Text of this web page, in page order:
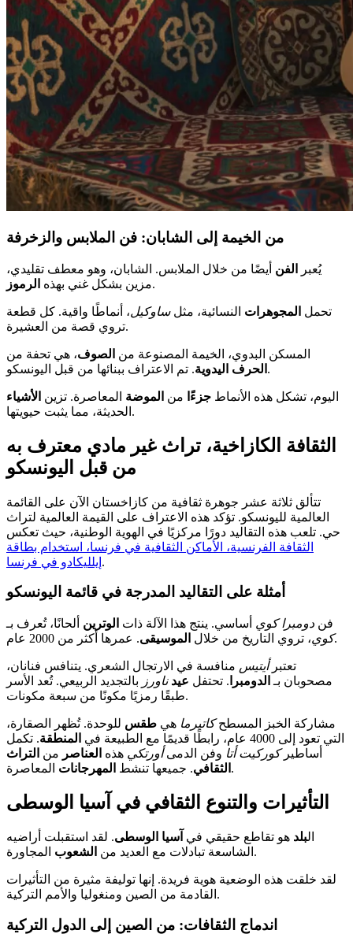
من الخيمة إلى الشابان: فن الملابس والزخرفة
يُعبر الفن أيضًا من خلال الملابس. الشابان، وهو معطف تقليدي،
مزين بشكل غني بهذه الرموز .
تحمل المجوهرات النسائية، مثلساوكيل، أنماطًا واقية. كل قطعة
تروي قصة من العشيرة.
المسكن البدوي، الخيمة المصنوعة من الصوف، هي تحفة من
الحرف اليدوية . تم الاعتراف ببنائها من قبل اليونسكو.
اليوم، تشكل هذه الأنماط جزءًا من الموضة المعاصرة. تزين الأشياء
الحديثة، مما يثبت حيويتها.
الثقافة الكازاخية، تراث غير مادي معترف به
من قبل اليونسكو
تتألق ثلاثة عشر جوهرة ثقافية من كازاخستان الآن على القائمة
العالمية لليونسكو. تؤكد هذه الاعتراف على القيمة العالمية لتراث
حي. تلعب هذه التقاليد دورًا مركزيًا في الهوية الوطنية، حيث تعكس
الثقافة الفرنسية، الأماكن الثقافية في فرنسا، استخدام بطاقة
إيلليكادو في فرنسا .
أمثلة على التقاليد المدرجة في قائمة اليونسكو
فن دومبرا كوي أساسي. ينتج هذا الآلة ذات الوترين ألحانًا، تُعرف بـ
كوي، تروي التاريخ من خلال الموسيقى . عمرها أكثر من 2000 عام.
تعتبرأيتيس منافسة في الارتجال الشعري. يتنافس فنانان،
مصحوبان بـ الدومبرا . تحتفل عيد ناورز بالتجديد الربيعي. تُعد الأسر
طبقًا رمزيًا مكونًا من سبعة مكونات.
مشاركة الخبز المسطحكاتيرما هي طقس للوحدة. تُظهر الصقارة،
التي تعود إلى 4000 عام، رابطًا قديمًا مع الطبيعة في
المنطقة. تكمل
أساطيركوركيت أتا وفن الدمىأورتكي هذه العناصر من التراث
الثقافي. جميعها تنشط المهرجانات المعاصرة.
التأثيرات والتنوع الثقافي في آسيا الوسطى
البلد هو تقاطع حقيقي في آسيا الوسطى. لقد استقبلت أراضيه
الشاسعة تبادلات مع العديد من الشعوب المجاورة.
لقد خلقت هذه الوضعية هوية فريدة. إنها توليفة مثيرة من التأثيرات
القادمة من الصين ومنغوليا والأمم التركية.
اندماج الثقافات: من الصين إلى الدول التركية